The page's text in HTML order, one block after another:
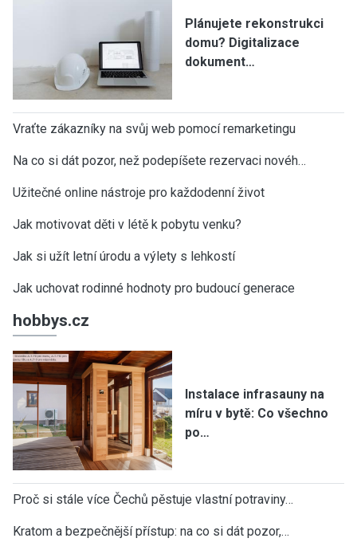
Plánujete rekonstrukci
domu? Digitalizace
dokument…
Vraťte zákazníky na svůj web pomocí remarketingu
Na co si dát pozor, než podepíšete rezervaci novéh…
Užitečné online nástroje pro každodenní život
Jak motivovat děti v létě k pobytu venku?
Jak si užít letní úrodu a výlety s lehkostí
Jak uchovat rodinné hodnoty pro budoucí generace
hobbys.cz
Instalace infrasauny na
míru v bytě: Co všechno
po…
Proč si stále více Čechů pěstuje vlastní potraviny…
Kratom a bezpečnější přístup: na co si dát pozor,…